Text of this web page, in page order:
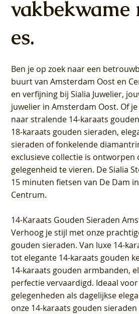
vakbekwame
es.
Ben je op zoek naar een
buurt van Amsterdam Oost en
en verfijning bij Sialia Juwelier,
juwelier in Amsterdam Oost. Of
naar stralende 14-karaats
18-karaats gouden sieraden,
sieraden of fonkelende
exclusieve collectie is ontworpen
gelegenheid te vieren. De Sialia
15 minuten fietsen van De Dam
Centrum.
14-Karaats Gouden Sieraden
Verhoog je stijl met onze
gouden sieraden. Van luxe 14-
tot elegante 14-karaats gouden
14-karaats gouden armbanden,
perfectie vervaardigd. Ideaal
gelegenheden als dagelijkse
onze 14-karaats gouden